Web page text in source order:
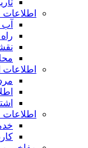
اطلاعات
آب
اطلاعات
اطلاعات